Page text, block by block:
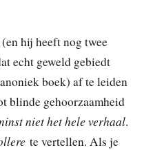
hij heeft nog twee
echt geweld gebiedt
boek) af te leiden
blinde gehoorzaamheid
niet het hele verhaal.
te vertellen. Als je